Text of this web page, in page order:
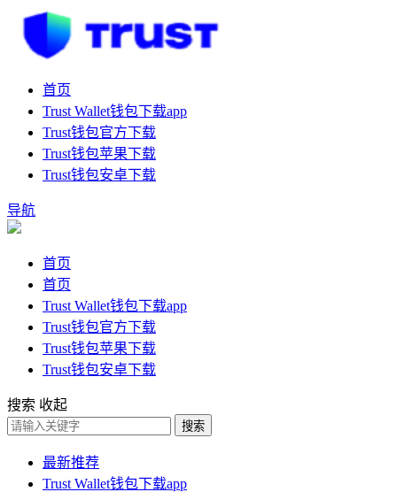
首页
Trust Wallet钱包下载app
Trust钱包官方下载
Trust钱包苹果下载
Trust钱包安卓下载
导航
首页
首页
Trust Wallet钱包下载app
Trust钱包官方下载
Trust钱包苹果下载
Trust钱包安卓下载
搜索 收起
搜索
最新推荐
Trust Wallet钱包下载app